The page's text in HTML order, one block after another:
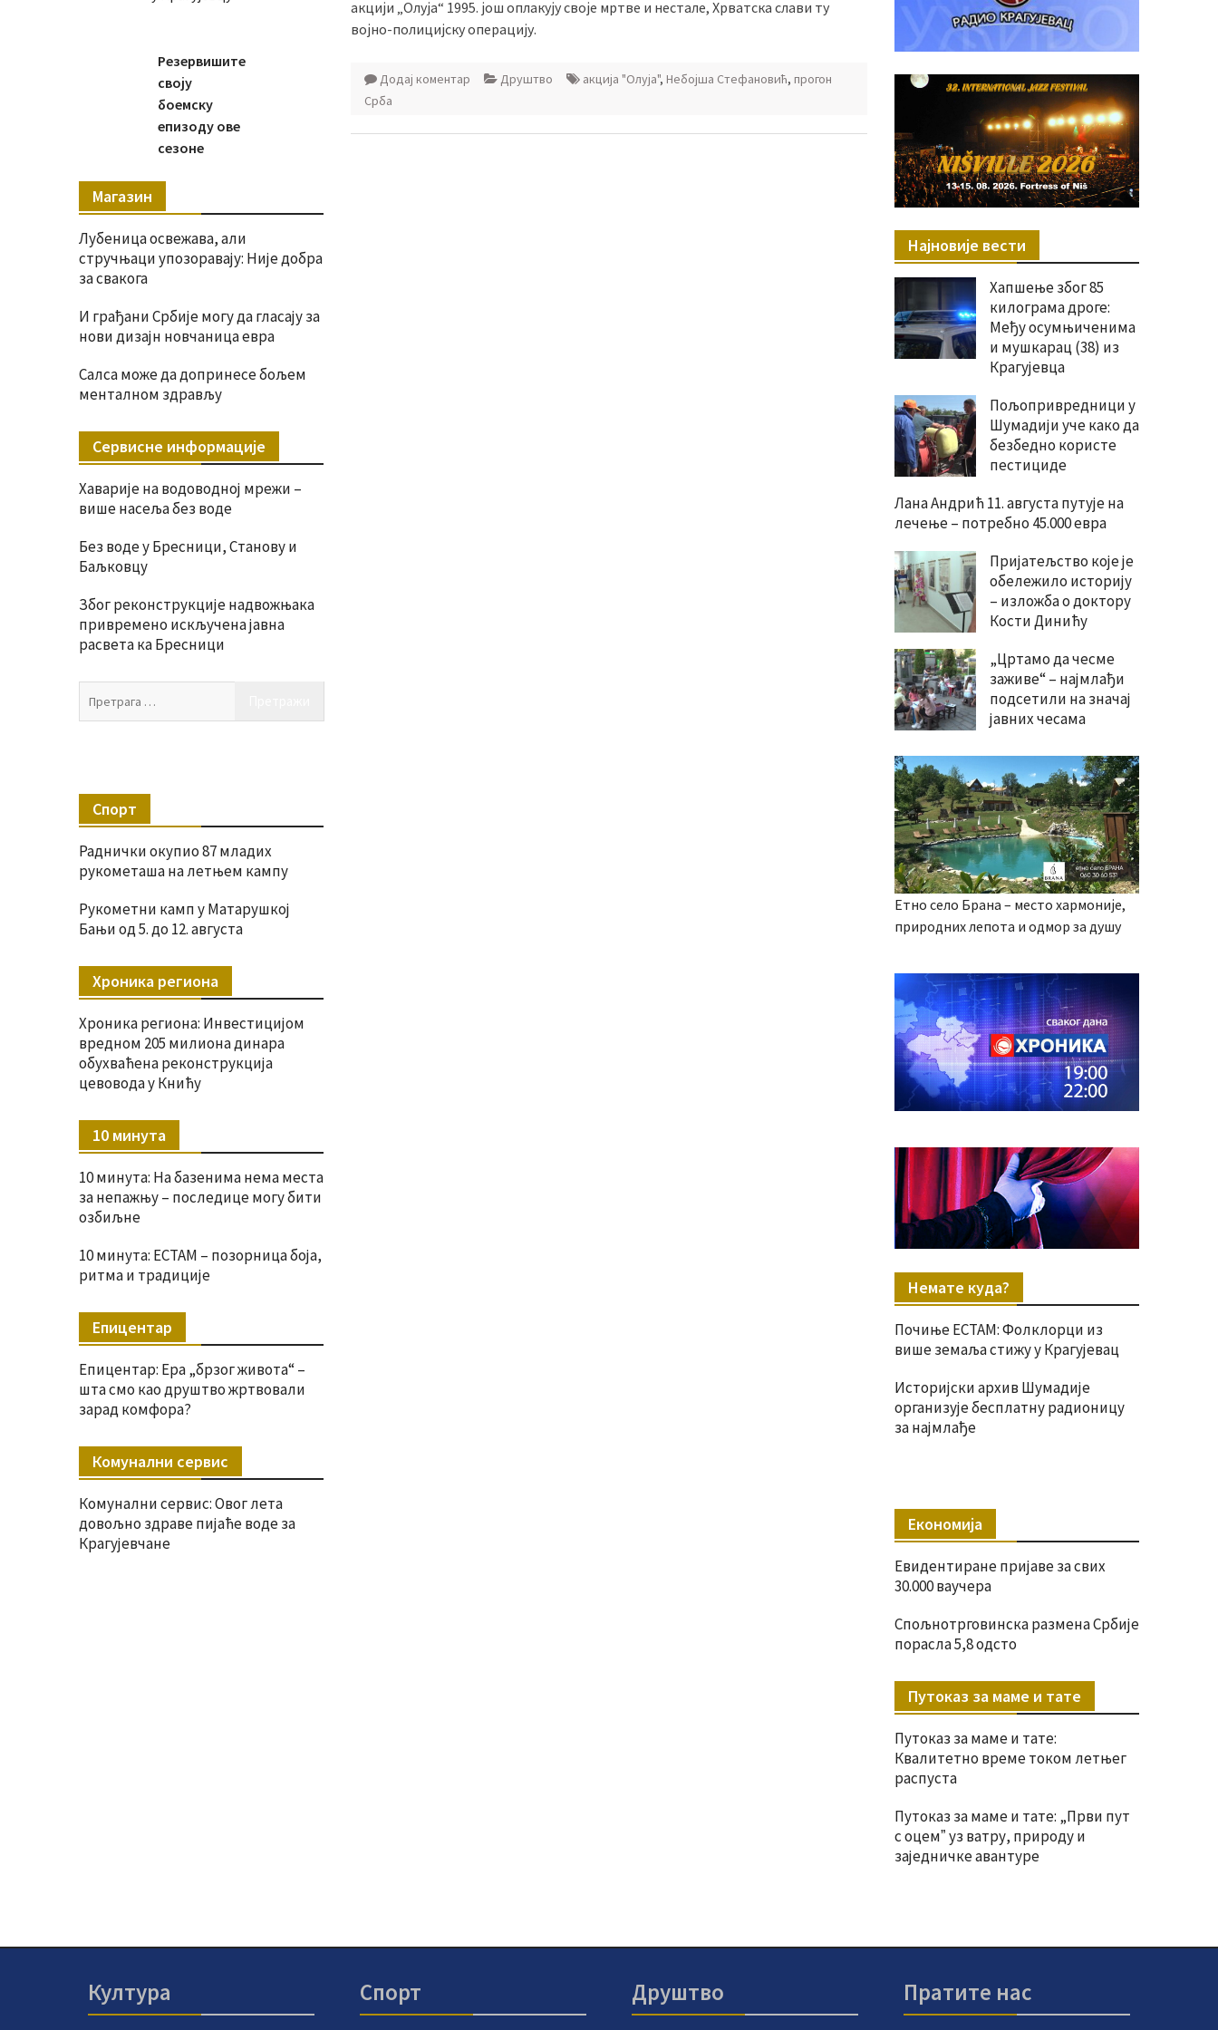
акцији „Олуја“ 1995. још оплакују своје мртве и нестале, Хрватска слави ту
војно-полицијску операцију.
Додај коментар Друштво акцијa "Олуја", Небојша Стефановић, прогон
Срба
Најновије вести
Хапшење због 85
килограма дроге:
Међу осумњиченима
и мушкарац (38) из
Крагујевца
Пољопривредници у
Шумадији уче како да
безбедно користе
пестициде
Лана Андрић 11. августа путује на
лечење – потребно 45.000 евра
Пријатељство које је
обележило историју
– изложба о доктору
Кости Динићу
„Цртамо да чесме
заживе“ – најмлађи
подсетили на значај
јавних чесама
Етно село Брана – место хармоније,
природних лепота и одмор за душу
Немате куда?
Почиње ЕСТАМ: Фолклорци из
више земаља стижу у Крагујевац
Историјски архив Шумадије
организује бесплатну радионицу
за најмлађе
Економија
Евидентиране пријаве за свих
30.000 ваучера
Спољнотрговинска размена Србије
порасла 5,8 одсто
Путоказ за маме и тате
Путоказ за маме и тате:
Квалитетно време током летњег
распуста
Путоказ за маме и тате: „Први пут
с оцемˮ уз ватру, природу и
заједничке авантуре
Резервишите
своју
боемску
епизоду ове
сезоне
Магазин
Лубеница освежава, али
стручњаци упозоравају: Није добра
за свакога
И грађани Србије могу да гласају за
нови дизајн новчаница евра
Салса може да допринесе бољем
менталном здрављу
Сервисне информације
Хаварије на водоводној мрежи –
више насеља без воде
Без воде у Бресници, Станову и
Баљковцу
Због реконструкције надвожњака
привремено искључена јавна
расвета ка Бресници
Спорт
Раднички окупио 87 младих
рукометаша на летњем кампу
Рукометни камп у Матарушкој
Бањи од 5. до 12. августа
Хроника региона
Хроника региона: Инвестицијом
вредном 205 милиона динара
обухваћена реконструкција
цевовода у Книћу
10 минута
10 минута: На базенима нема места
за непажњу – последице могу бити
озбиљне
10 минута: ЕСТАМ – позорница боја,
ритма и традиције
Епицентар
Епицентар: Ера „брзог живота“ –
шта смо као друштво жртвовали
зарад комфора?
Комунални сервис
Комунални сервис: Овог лета
довољно здраве пијаће воде за
Крагујевчане
Култура Спорт Друштво Пратите нас